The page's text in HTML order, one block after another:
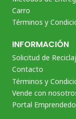
Carro
Términos y
INFORMACIÓN
Solicitud de
Contacto
Términos y
Vende con
Portal